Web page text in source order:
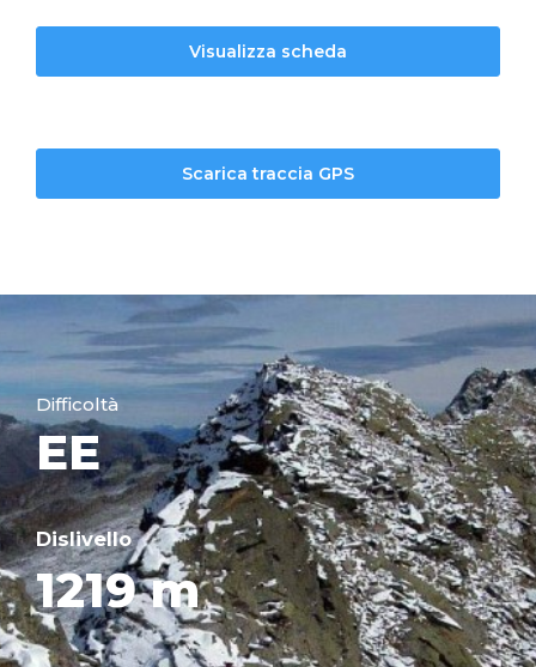
Visualizza scheda
Scarica traccia GPS
Difficoltà
EE
Dislivello
1219 m